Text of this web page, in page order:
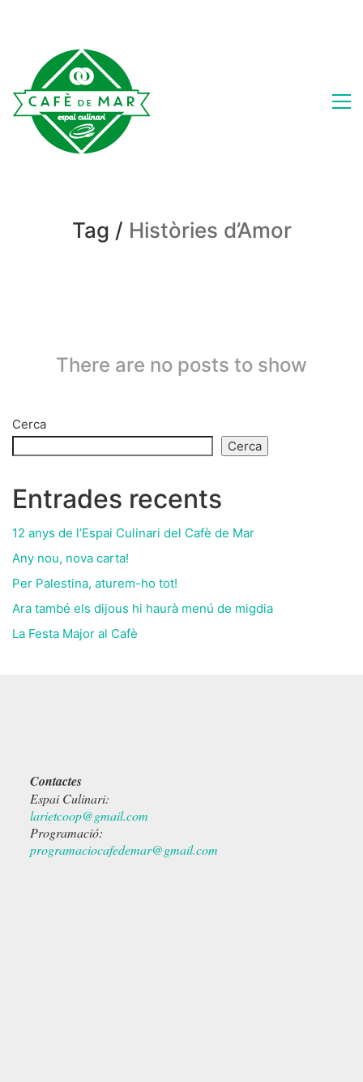
Tag / Històries d’Amor
There are no posts to show
Cerca
Cerca
Entrades recents
12 anys de l’Espai Culinari del Cafè de Mar
Any nou, nova carta!
Per Palestina, aturem-ho tot!
Ara també els dijous hi haurà menú de migdia
La Festa Major al Cafè
Contactes
Espai Culinari:
larietcoop@gmail.com
Programació:
programaciocafedemar@gmail.com